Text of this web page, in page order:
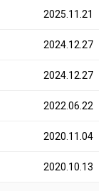
2025.11.21
2024.12.27
2024.12.27
2022.06.22
2020.11.04
2020.10.13